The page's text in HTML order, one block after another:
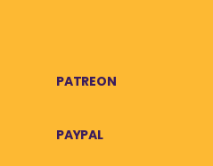
PATREON
PAYPAL